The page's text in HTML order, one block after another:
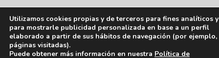
Utilizamos cookies propias y de terceros para fines analíticos y
para mostrarle publicidad personalizada en base a un perfil
elaborado a partir de sus hábitos de navegación (por ejemplo,
páginas visitadas).
Puede obtener más información en nuestra Política de